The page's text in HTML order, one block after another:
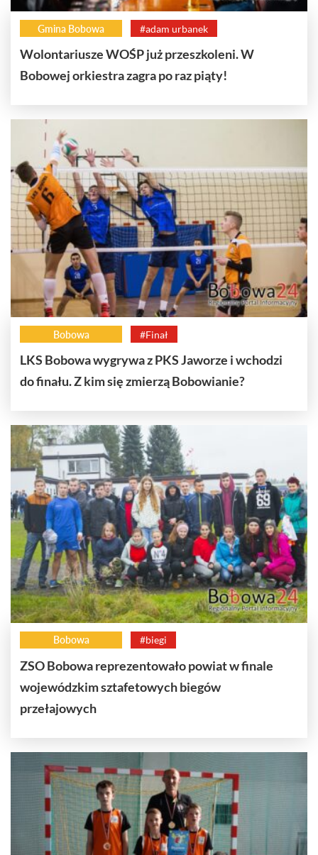
Gmina Bobowa #adam urbanek
Wolontariusze WOŚP już przeszkoleni. W
Bobowej orkiestra zagra po raz piąty!
Bobowa #Finał
LKS Bobowa wygrywa z PKS Jaworze i wchodzi
do finału. Z kim się zmierzą Bobowianie?
Bobowa #biegi
ZSO Bobowa reprezentowało powiat w finale
wojewódzkim sztafetowych biegów
przełajowych